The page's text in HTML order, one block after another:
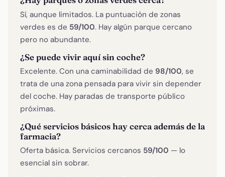
Sí, aunque limitados. La puntuación de zonas
verdes es de 59/100. Hay algún parque cercano
pero no abundante.
¿Se puede vivir aquí sin coche?
Excelente. Con una caminabilidad de 98/100, se
trata de una zona pensada para vivir sin depender
del coche. Hay paradas de transporte público
próximas.
¿Qué servicios básicos hay cerca además de la
farmacia?
Oferta básica. Servicios cercanos 59/100 — lo
esencial sin sobrar.